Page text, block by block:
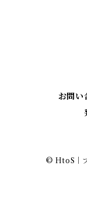
丸脚四角スツール
細脚四角スツール
お問
© HtoS｜